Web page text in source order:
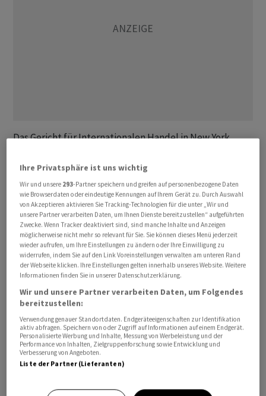
Das Gericht für Internationalen Handel in New York
Einfuhren aus der ganzen Welt seit Februar für
rechtswidrig erklärt. Mit der zeitlich befristeten Abgabe
habe der Präsident seine Befugnisse überschritten,
erklärte das Gericht. Es befand, Trump habe das als
Grundlage herangezogene Handelsgesetz falsch
ausgelegt.
Trump wolle dennoch an seiner Zollpolitik
festzuhalten. Die neuen pauschalen Importzölle von 10
Prozent galten als Notlösung, nachdem der Oberste
Gerichtshof der USA Trump im Februar die rechtliche
Grundlage für frühere Strafzölle entzogen hatte.
Der Bundesrat nehme den jüngsten Entscheid des US-
Rechtsprechung amerikanischer Gerichte aber
Ihre Privatsphäre ist uns wichtig
Wir und unsere 293-Partner speichern und greifen auf personenbezogene Daten
wie Browserdaten oder eindeutige Kennungen auf Ihrem Gerät zu. Durch Auswahl
von Akzeptieren aktivieren Sie Tracking-Technologien für die unter „Wir und
unsere Partner verarbeiten Daten, um Ihnen Dienste bereitzustellen“ aufgeführten
Zwecke. Wenn Tracker deaktiviert sind, sind manche Inhalte und Anzeigen
möglicherweise nicht mehr so relevant für Sie. Sie können dieses Menü jederzeit
wieder aufrufen, um Ihre Einstellungen zu ändern oder Ihre Einwilligung zu
widerrufen, indem Sie auf den Link Voreinstellungen verwalten am unteren Rand
der Webseite klicken. Ihre Einstellungen gelten innerhalb unseres Website. Weitere
Informationen finden Sie in unserer Datenschutzerklärung.
Wir und unsere Partner verarbeiten Daten, um Folgendes
bereitzustellen:
Verwendung genauer Standortdaten. Endgeräteeigenschaften zur Identifikation
aktiv abfragen. Speichern von oder Zugriff auf Informationen auf einem Endgerät.
Personalisierte Werbung und Inhalte, Messung von Werbeleistung und der
Performance von Inhalten, Zielgruppenforschung sowie Entwicklung und
Verbesserung von Angeboten.
Liste der Partner (Lieferanten)